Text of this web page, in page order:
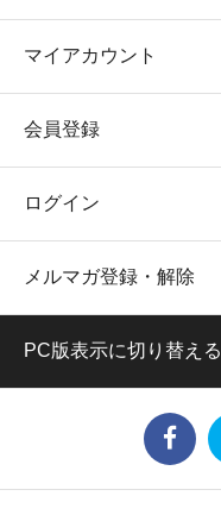
マイアカウント
会員登録
ログイン
メルマガ登録・解除
PC版表示に切り替える